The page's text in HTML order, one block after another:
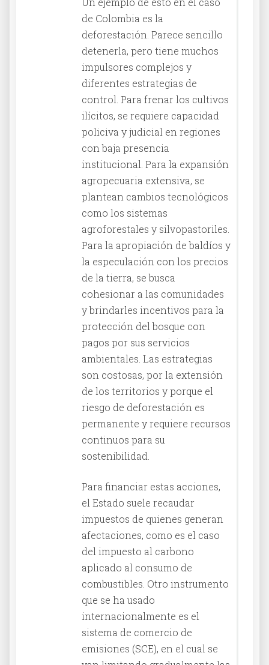
de Colombia es la
deforestación. Parece sencillo
detenerla, pero tiene muchos
impulsores complejos y
diferentes estrategias de
control. Para frenar los cultivos
ilícitos, se requiere capacidad
policiva y judicial en regiones
con baja presencia
institucional. Para la expansión
agropecuaria extensiva, se
plantean cambios tecnológicos
como los sistemas
agroforestales y silvopastoriles.
Para la apropiación de baldíos y
la especulación con los precios
de la tierra, se busca
cohesionar a las comunidades
y brindarles incentivos para la
protección del bosque con
pagos por sus servicios
ambientales. Las estrategias
son costosas, por la extensión
de los territorios y porque el
riesgo de deforestación es
permanente y requiere recursos
continuos para su
sostenibilidad.
Para financiar estas acciones,
el Estado suele recaudar
impuestos de quienes generan
afectaciones, como es el caso
del impuesto al carbono
aplicado al consumo de
combustibles. Otro instrumento
que se ha usado
internacionalmente es el
sistema de comercio de
emisiones (SCE), en el cual se